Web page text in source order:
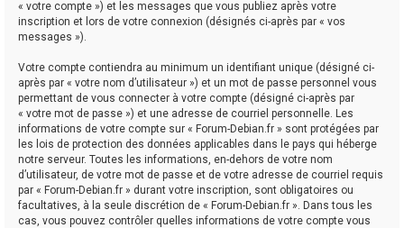
« votre compte ») et les messages que vous publiez après votre
inscription et lors de votre connexion (désignés ci-après par « vos
messages »).
Votre compte contiendra au minimum un identifiant unique (désigné ci-
après par « votre nom d’utilisateur ») et un mot de passe personnel vous
permettant de vous connecter à votre compte (désigné ci-après par
« votre mot de passe ») et une adresse de courriel personnelle. Les
informations de votre compte sur « Forum-Debian.fr » sont protégées par
les lois de protection des données applicables dans le pays qui héberge
notre serveur. Toutes les informations, en-dehors de votre nom
d’utilisateur, de votre mot de passe et de votre adresse de courriel requis
par « Forum-Debian.fr » durant votre inscription, sont obligatoires ou
facultatives, à la seule discrétion de « Forum-Debian.fr ». Dans tous les
cas, vous pouvez contrôler quelles informations de votre compte vous